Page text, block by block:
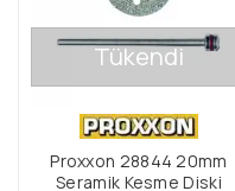
Tükendi
Proxxon 28844 20mm
Seramik Kesme Diski